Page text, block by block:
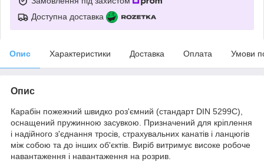
Доступна доставка
Опис Характеристики Доставка Оплата Умови
Опис
Карабін пожежний швидко роз'ємний (стандарт DIN 5299C),
оснащений пружинною засувкою. Призначений для кріплення
і надійного з'єднання тросів, страхувальних канатів і ланцюгів
між собою та до інших об'єктів. Виріб витримує високе робоче
навантаження і навантаження на розрив.